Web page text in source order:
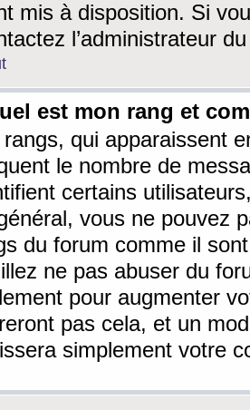
mis à disposition. Si
l’administrateur
est mon rang et
rangs, qui apparaissent
le nombre de
certains
vous ne pouvez
du forum comme il
ne pas abuser du
pour augmenter
pas cela, et un
simplement votre